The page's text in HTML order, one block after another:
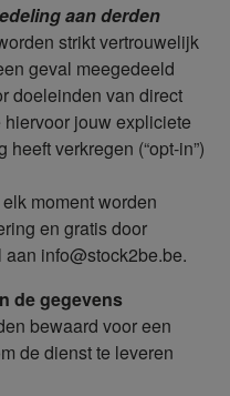
aan derden
strikt vertrouwelijk
geval meegedeeld
doeleinden van direct
jouw expliciete
verkregen (“opt-in”)
moment worden
en gratis door
info@stock2be.be.
de gegevens
bewaard voor een
de dienst te leveren